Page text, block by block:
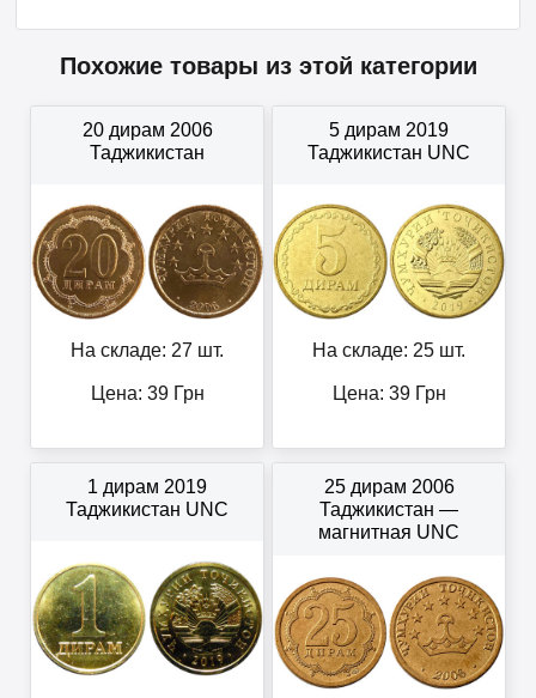
Похожие товары из этой категории
20 дирам 2006
Таджикистан
На складе: 27 шт.
Цена: 39Грн
5 дирам 2019
Таджикистан UNC
На складе: 25 шт.
Цена: 39Грн
1 дирам 2019
Таджикистан UNC
25 дирам 2006
Таджикистан —
магнитная UNC